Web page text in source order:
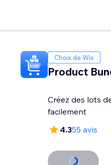
Choix de Wix
Product
Créez des lots
facilement
4.355 avis